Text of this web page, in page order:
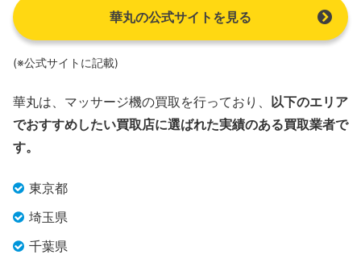
華丸の公式サイトを見る
(※公式サイトに記載)
華丸は、マッサージ機の買取を行っており、 以下のエリア
でおすすめしたい買取店に選ばれた実績のある買取業者で
す。
東京都
埼玉県
千葉県